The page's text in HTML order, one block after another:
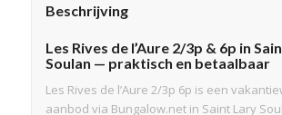
Beschrijving
Les Rives de l’Aure 2/3p & 6p in
Soulan — praktisch en betaalbaar
Les Rives de l’Aure 2/3p 6p is een
aanbod via Bungalow.net in Saint Lary